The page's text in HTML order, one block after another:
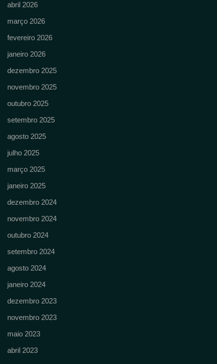
abril 2026
março 2026
fevereiro 2026
janeiro 2026
dezembro 2025
novembro 2025
outubro 2025
setembro 2025
agosto 2025
julho 2025
março 2025
janeiro 2025
dezembro 2024
novembro 2024
outubro 2024
setembro 2024
agosto 2024
janeiro 2024
dezembro 2023
novembro 2023
maio 2023
abril 2023